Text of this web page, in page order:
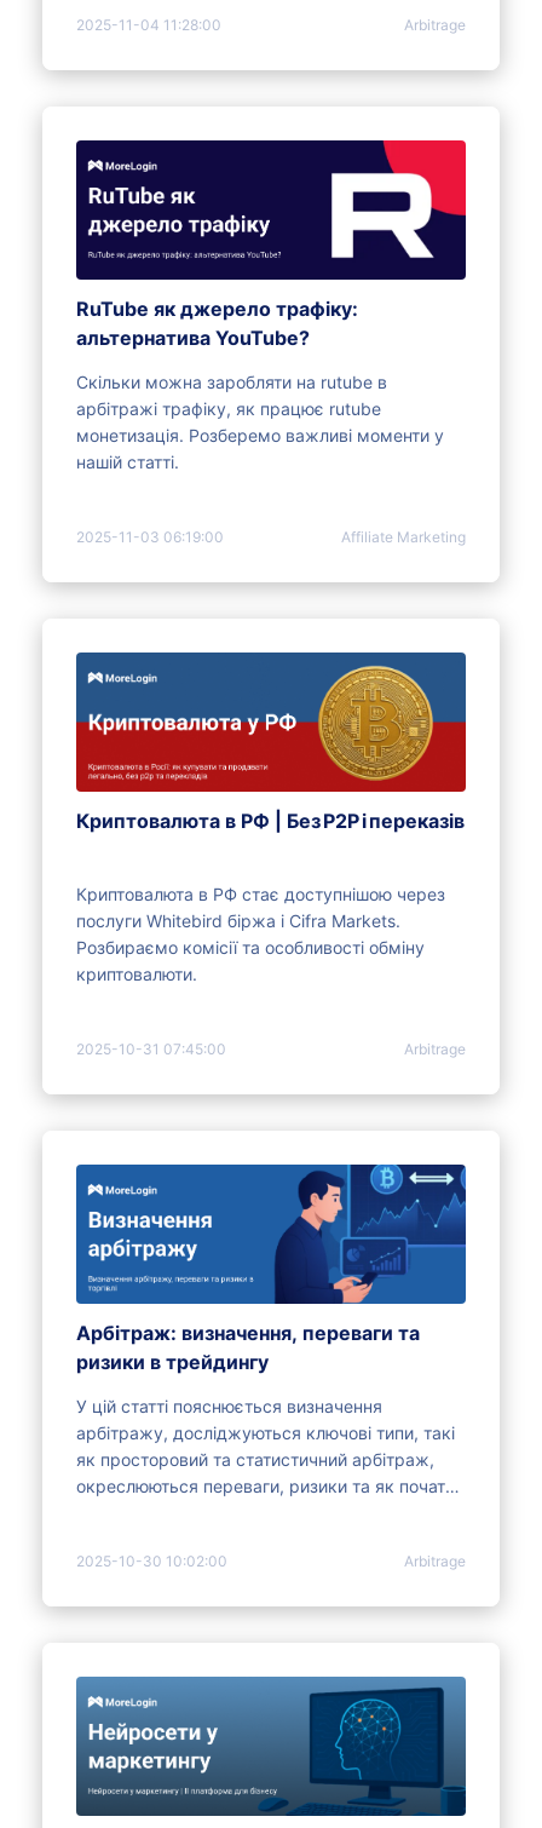
2025-11-04 11:28:00 Arbitrage
RuTube як джерело трафіку:
альтернатива YouTube?
Скільки можна заробляти на rutube в
арбітражі трафіку, як працює rutube
монетизація. Розберемо важливі моменти у
нашій статті.
2025-11-03 06:19:00 Affiliate Marketing
Криптовалюта в РФ | Без P2P і переказів
Криптовалюта в РФ стає доступнішою через
послуги Whitebird біржа і Cifra Markets.
Розбираємо комісії та особливості обміну
криптовалюти.
2025-10-31 07:45:00 Arbitrage
Арбітраж: визначення, переваги та
ризики в трейдингу
У цій статті пояснюється визначення
арбітражу, досліджуються ключові типи, такі
як просторовий та статистичний арбітраж,
окреслюються переваги, ризики та як почати
2025-10-30 10:02:00 Arbitrage